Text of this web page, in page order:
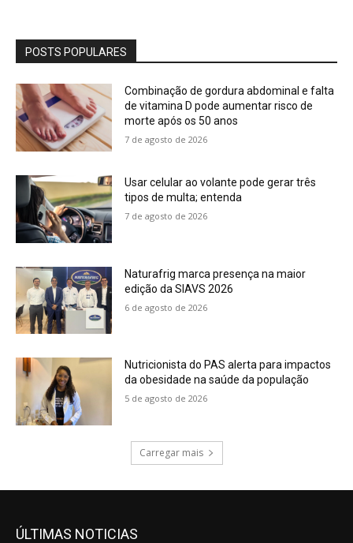
POSTS POPULARES
Combinação de gordura abdominal e falta
de vitamina D pode aumentar risco de
morte após os 50 anos
7 de agosto de 2026
Usar celular ao volante pode gerar três
tipos de multa; entenda
7 de agosto de 2026
Naturafrig marca presença na maior
edição da SIAVS 2026
6 de agosto de 2026
Nutricionista do PAS alerta para impactos
da obesidade na saúde da população
5 de agosto de 2026
Carregar mais
ÚLTIMAS NOTICIAS